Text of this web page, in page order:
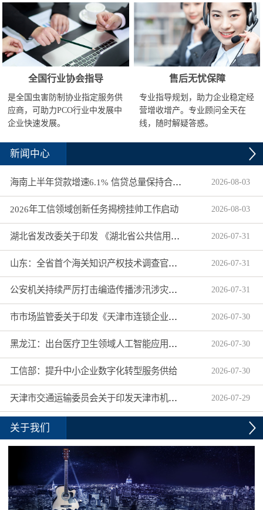
全国行业协会指导
是全国虫害防制协业指定服务供
应商，可助力PCO行业中发展中
企业快速发展。
售后无忧保障
专业指导规划，助力企业稳定经
营增收增产。专业顾问全天在
线，随时解疑答惑。
新闻中心
海南上半年贷款增速6.1% 信贷总量保持合理平稳增长 2026-08-03
2026年工信领域创新任务揭榜挂帅工作启动 2026-08-03
湖北省发改委关于印发 《湖北省公共信用信息目录（2026年版）》的通知 2026-07-31
山东：全省首个海关知识产权技术调查官制度落地济南自贸片区 2026-07-31
公安机关持续严厉打击编造传播涉汛涉灾网络谣言 2026-07-31
市市场监管委关于印发《天津市连锁企业食品经营许可“先证后核”信用承诺审批实施办法》的通知 2026-07-30
黑龙江：出台医疗卫生领域人工智能应用工作实施方案 2026-07-30
工信部：提升中小企业数字化转型服务供给 2026-07-30
天津市交通运输委员会关于印发天津市机动车驾驶员培训机构及教练员综合信用评价管理办法的通知 2026-07-29
关于我们